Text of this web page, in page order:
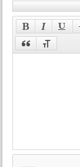
50 серия
50 серия (суб)
51 серия